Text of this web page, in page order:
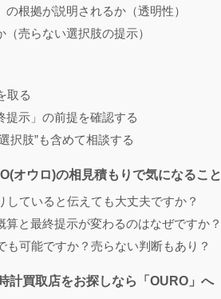
の根拠が説明されるか（透明性）
売らない選択肢の提示）
取る
提示」の前提を確認する
択肢”も含めて相談する
オウロ)の相見積もりで気になること
していると伝えても大丈夫ですか？
算と最終提示が変わるのはなぜですか？
も可能ですか？売らない判断もあり？
計買取店をお探しなら「OURO」へ